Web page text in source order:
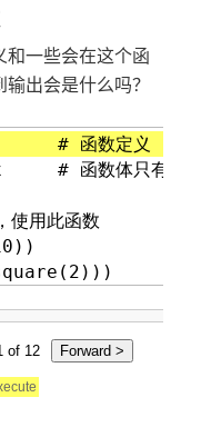
一些会在这个函
出会是什么吗？